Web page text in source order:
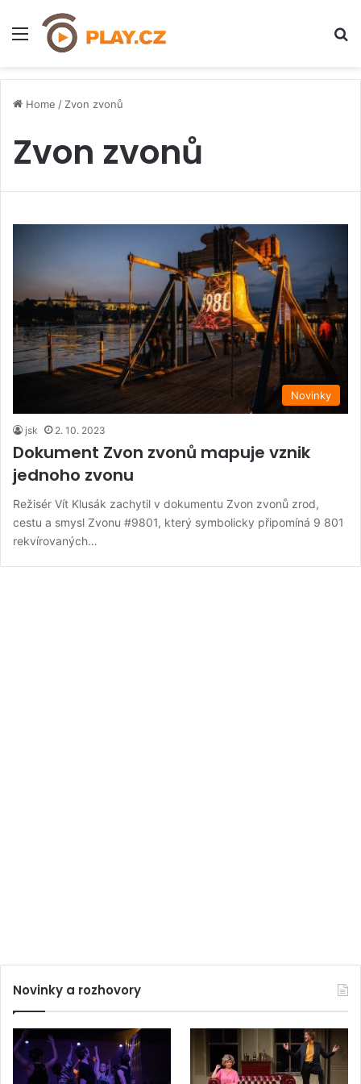
Menu
Home / Zvon zvonů
Zvon zvonů
Novinky
jsk 2. 10. 2023
Dokument Zvon zvonů mapuje vznik
jednoho zvonu
Režisér Vít Klusák zachytil v dokumentu Zvon zvonů zrod,
cestu a smysl Zvonu #9801, který symbolicky připomíná 9 801
rekvírovaných…
Novinky a rozhovory